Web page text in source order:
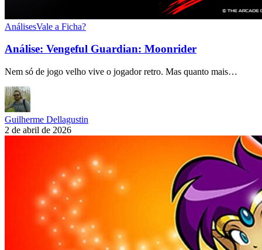
AnálisesVale a Ficha?
Análise: Vengeful Guardian: Moonrider
Nem só de jogo velho vive o jogador retro. Mas quanto mais…
Guilherme Dellagustin
2 de abril de 2026